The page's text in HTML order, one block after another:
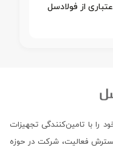
از فولادسل
سازه ساحل، در سال ۱۳۸۹ کار خود را با تامین‌کنندگی تجهیزات
گسترش فعالیت، شرکت در حوزه